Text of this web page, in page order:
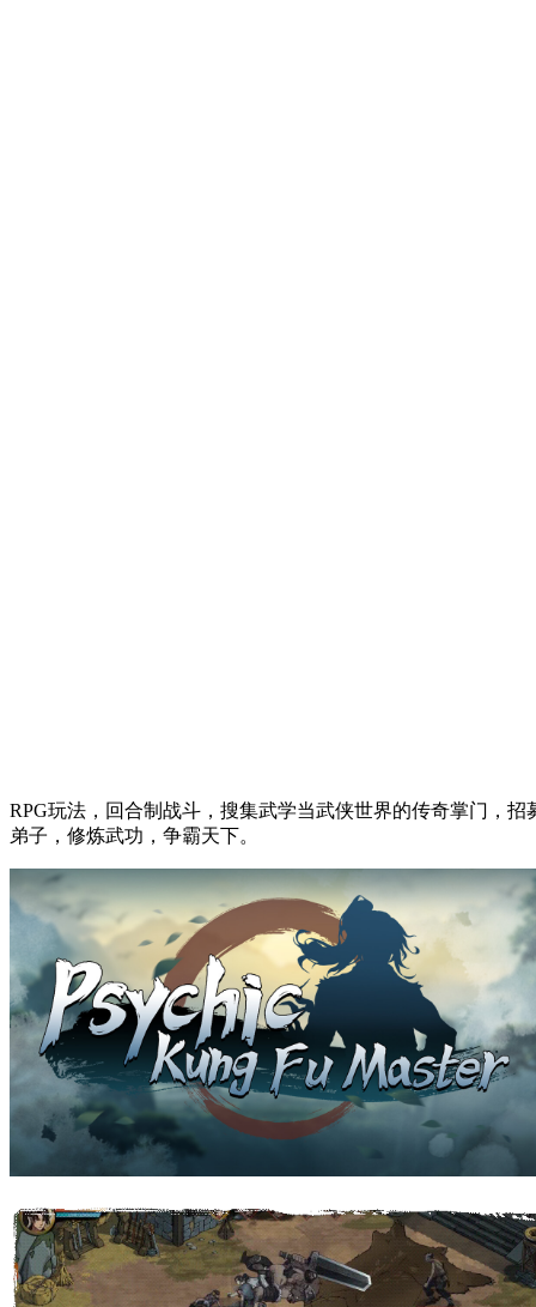
RPG玩法，回合制战斗，搜集武学当武侠世界的传奇掌门，招
弟子，修炼武功，争霸天下。